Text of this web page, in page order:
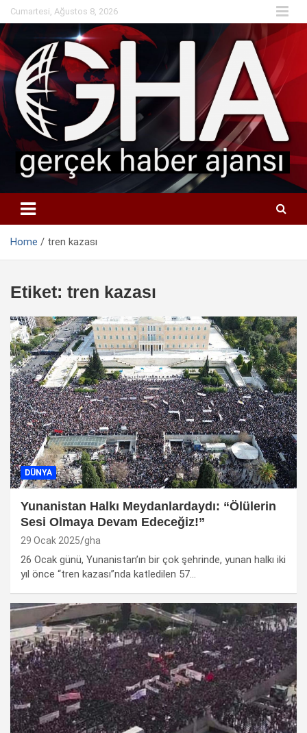
Skip
to
content
Cumartesi, Ağustos 8, 2026
Home tren kazası
Etiket: tren kazası
DÜNYA
Yunanistan Halkı Meydanlardaydı: “Ölülerin
Sesi Olmaya Devam Edeceğiz!”
29 Ocak 2025 gha
26 Ocak günü, Yunanistan’ın bir çok şehrinde, yunan halkı iki
yıl önce “tren kazası”nda katledilen 57…